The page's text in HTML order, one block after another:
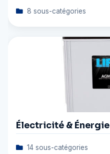
8 sous-catégories
Électricité & Énergie
14 sous-catégories